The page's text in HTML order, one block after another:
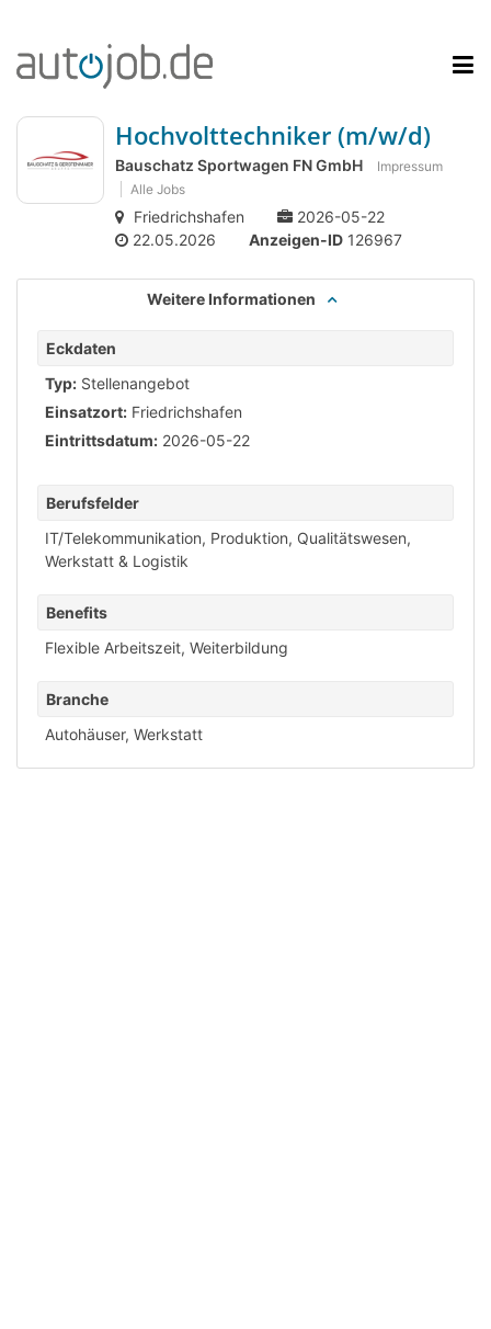
Hochvolttechniker (m/w/d)
Bauschatz Sportwagen FN GmbH
Impressum
Alle Jobs
Friedrichshafen
2026-05-22
22.05.2026
Anzeigen-ID 126967
Weitere Informationen
Eckdaten
Typ: Stellenangebot
Einsatzort: Friedrichshafen
Eintrittsdatum: 2026-05-22
Berufsfelder
IT/Telekommunikation, Produktion, Qualitätswesen,
Werkstatt & Logistik
Benefits
Flexible Arbeitszeit, Weiterbildung
Branche
Autohäuser, Werkstatt